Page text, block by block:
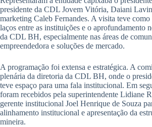
presidente da CDL Jovem Vitória, Daiani
marketing Caleb Fernandes. A visita teve
laços entre as instituições e o aprofundamento
da CDL BH, especialmente nas áreas de
empreendedora e soluções de mercado.
A programação foi extensa e estratégica. A
plenária da diretoria da CDL BH, onde o
teve espaço para uma fala institucional. Em
foram recebidos pela superintendente Lidiane
gerente institucional Joel Henrique de Souza
alinhamento institucional e apresentação da
mineira.